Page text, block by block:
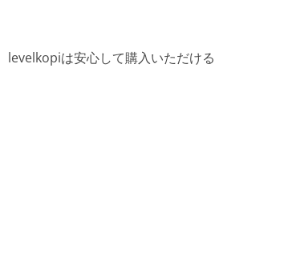
levelkopiは安心して購入いただける